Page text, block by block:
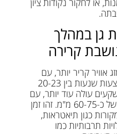
גן במהלך
קרירה
אוויר קריר יותר, עם
טמפרטורות גבוהות ממוצעות שנעות בין 20-23
עולה עוד יותר, עם
כמות משקעים ממוצעת של כ-60-75 מ"מ. זהו זמן
כגון תיאטראות,
תרבותיות כמו